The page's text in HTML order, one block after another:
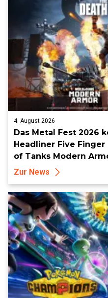
4. August 2026
Das Metal Fest 2026
Headliner Five
of Tanks Modern
Zur News